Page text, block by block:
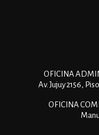
OFICINA
Av. Jujuy 2156,
OFICINA